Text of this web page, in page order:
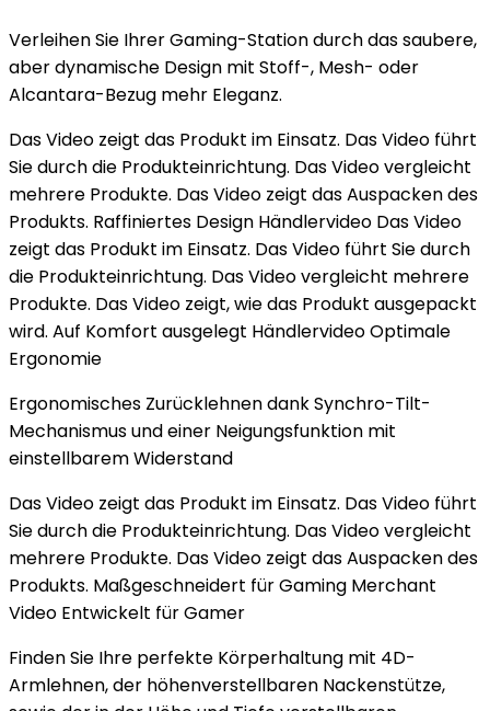
Verleihen Sie Ihrer Gaming-Station durch das saubere,
aber dynamische Design mit Stoff-, Mesh- oder
Alcantara-Bezug mehr Eleganz.
Das Video zeigt das Produkt im Einsatz. Das Video führt
Sie durch die Produkteinrichtung. Das Video vergleicht
mehrere Produkte. Das Video zeigt das Auspacken des
Produkts. Raffiniertes Design Händlervideo Das Video
zeigt das Produkt im Einsatz. Das Video führt Sie durch
die Produkteinrichtung. Das Video vergleicht mehrere
Produkte. Das Video zeigt, wie das Produkt ausgepackt
wird. Auf Komfort ausgelegt Händlervideo Optimale
Ergonomie
Ergonomisches Zurücklehnen dank Synchro-Tilt-
Mechanismus und einer Neigungsfunktion mit
einstellbarem Widerstand
Das Video zeigt das Produkt im Einsatz. Das Video führt
Sie durch die Produkteinrichtung. Das Video vergleicht
mehrere Produkte. Das Video zeigt das Auspacken des
Produkts. Maßgeschneidert für Gaming Merchant
Video Entwickelt für Gamer
Finden Sie Ihre perfekte Körperhaltung mit 4D-
Armlehnen, der höhenverstellbaren Nackenstütze,